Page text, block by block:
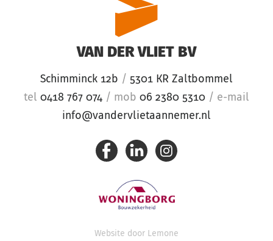
VAN DER VLIET BV
Schimminck 12b / 5301 KR Zaltbommel
tel 0418 767 074 / mob 06 2380 5310 / e-mail
info@vandervlietaannemer.nl
Website door Lemone